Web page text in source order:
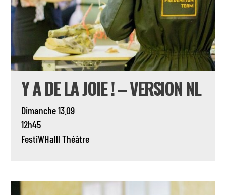
Y A DE LA JOIE ! – VERSION NL
Dimanche 13.09
12h45
FestiWHalll Théâtre